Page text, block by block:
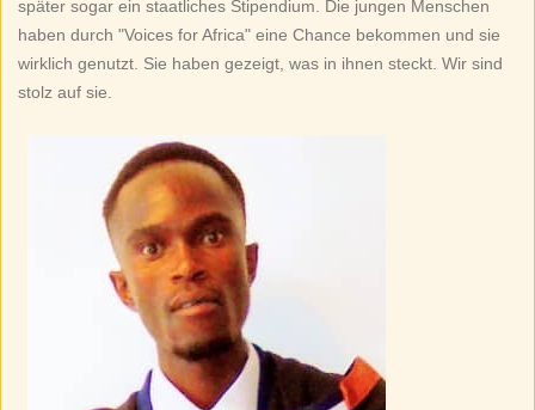
später sogar ein staatliches Stipendium. Die jungen Menschen
haben durch "Voices for Africa" eine Chance bekommen und sie
wirklich genutzt. Sie haben gezeigt, was in ihnen steckt. Wir sind
stolz auf sie.